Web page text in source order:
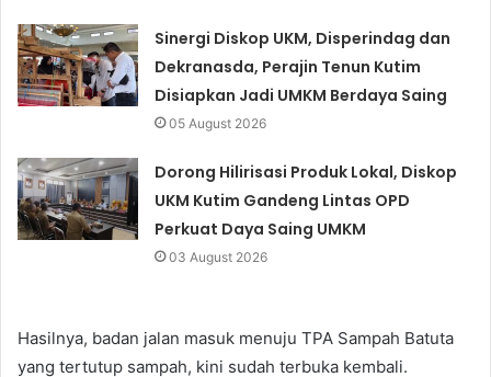
Sinergi Diskop UKM, Disperindag dan
Dekranasda, Perajin Tenun Kutim
Disiapkan Jadi UMKM Berdaya Saing
05 August 2026
Dorong Hilirisasi Produk Lokal, Diskop
UKM Kutim Gandeng Lintas OPD
Perkuat Daya Saing UMKM
03 August 2026
Hasilnya, badan jalan masuk menuju TPA Sampah Batuta
yang tertutup sampah, kini sudah terbuka kembali.